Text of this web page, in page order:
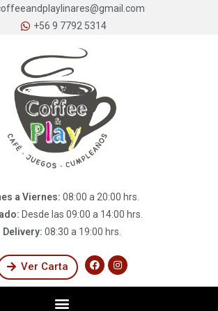
+56 9 7792 5314
a Viernes: 08:00 a 20:00 hrs.
Desde las 09:00 a 14:00 hrs.
Delivery: 08:30 a 19:00 hrs.
Ver Carta